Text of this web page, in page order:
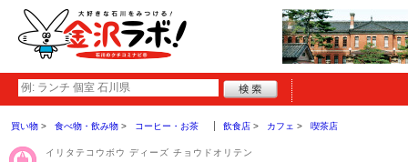
買い物 食べ物・飲み物 コーヒー・お茶 飲食店 カフェ 喫茶店
イリタテコウボウ ディーズ チョウドオリテン